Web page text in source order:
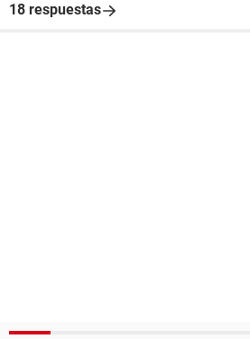
18 respuestas